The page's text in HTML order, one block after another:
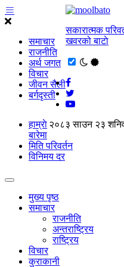
समाचार
राजनीति
अर्थ जगत
विचार
जीवन सैली
बर्गदृस्ती
सकारात्मक
खवरको बाटाे
२०८३ साउन २३
हाम्राे
बारेमा
मिति परिवर्तन
विनिमय दर
मुख्य पृष्ठ
समाचार
राजनीति
अन्तराष्ट्रिय
राष्ट्रिय
विचार
कुराकानी